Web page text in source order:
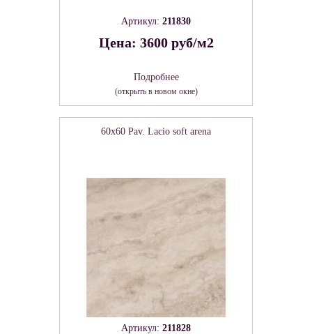
Артикул: 211830
Цена: 3600 руб/м2
Подробнее
(открыть в новом окне)
60x60 Pav. Lacio soft arena
Артикул: 211828